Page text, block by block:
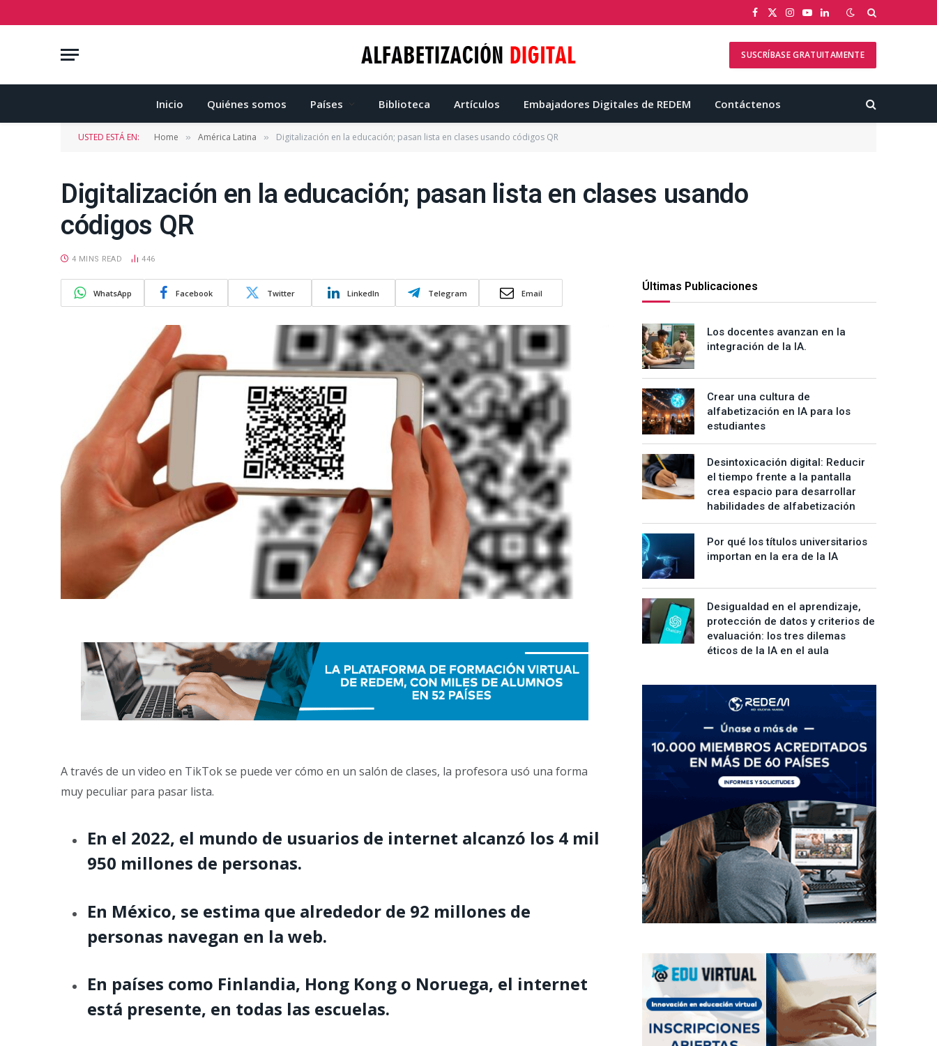
Facebook
X
Instagram
YouTube
LinkedIn
SUSCRÍBASE GRATUITAMENTE
Inicio Quiénes somos Países Biblioteca Artículos Embajadores Digitales de REDEM Contáctenos
USTED ESTÁ EN: Home » América Latina » Digitalización en la educación; pasan lista en clases usando códigos QR
Digitalización en la educación; pasan lista en clases usando
códigos QR
4 MINS READ 446
WhatsApp Facebook Twitter LinkedIn Telegram Email
A través de un video en TikTok se puede ver cómo en un salón de clases, la profesora usó una forma
muy peculiar para pasar lista.
En el 2022, el mundo de usuarios de internet alcanzó los 4 mil
950 millones de personas.
En México, se estima que alrededor de 92 millones de
personas navegan en la web.
En países como Finlandia, Hong Kong o Noruega, el internet
está presente, en todas las escuelas.
Últimas Publicaciones
Los docentes avanzan en la
integración de la IA.
Crear una cultura de
alfabetización en IA para los
estudiantes
Desintoxicación digital: Reducir
el tiempo frente a la pantalla
crea espacio para desarrollar
habilidades de alfabetización
Por qué los títulos universitarios
importan en la era de la IA
Desigualdad en el aprendizaje,
protección de datos y criterios de
evaluación: los tres dilemas
éticos de la IA en el aula